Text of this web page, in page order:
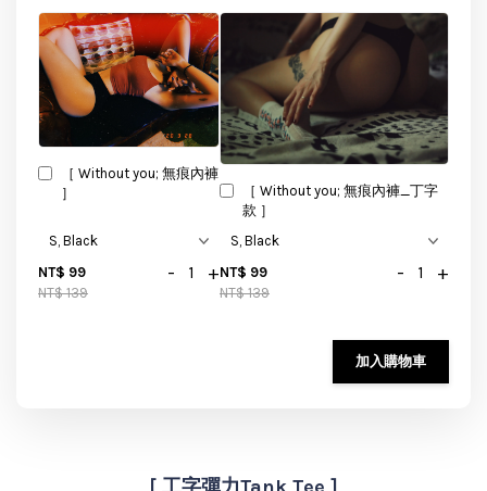
［ Without you; 無痕內褲
］
NT$ 99
NT$ 139
- +
［ Without you; 無痕內褲_丁字
款 ］
NT$ 99
NT$ 139
- +
加入購物車